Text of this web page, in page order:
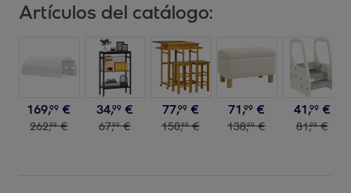
Artículos del catálogo:
169,99 €
262,99 €
34,99 €
67,99 €
77,99 €
150,99 €
71,99 €
138,99 €
41,99 €
81,99 €